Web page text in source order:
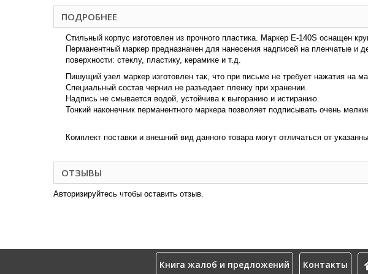
ПОДРОБНЕЕ
Стильный корпус изготовлен из прочного пластика. Маркер E-140S оснащен
Перманентный маркер предназначен для нанесения надписей на пленчатые и
поверхности: стеклу, пластику, керамике и т.д.
Пишущий узел маркер изготовлен так, что при письме не требует нажатия на
Специальный состав чернил не разъедает пленку при хранении.
Надпись не смывается водой, устойчива к выгоранию и истиранию.
Тонкий наконечник перманентного маркера позволяет подписывать очень
Комплект поставки и внешний вид данного товара могут отличаться от
ОТЗЫВЫ
Авторизируйтесь чтобы оставить отзыв.
Книга жалоб и предложений Контакты